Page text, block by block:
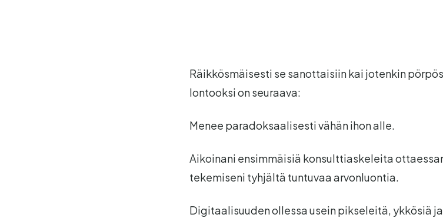
Räikkösmäisesti se sanottaisiin kai jotenkin
lontooksi on seuraava:
Menee paradoksaalisesti vähän ihon alle.
Aikoinani ensimmäisiä konsulttiaskeleita
tekemiseni tyhjältä tuntuvaa arvonluontia.
Digitaalisuuden ollessa usein pikseleitä, ykkösiä